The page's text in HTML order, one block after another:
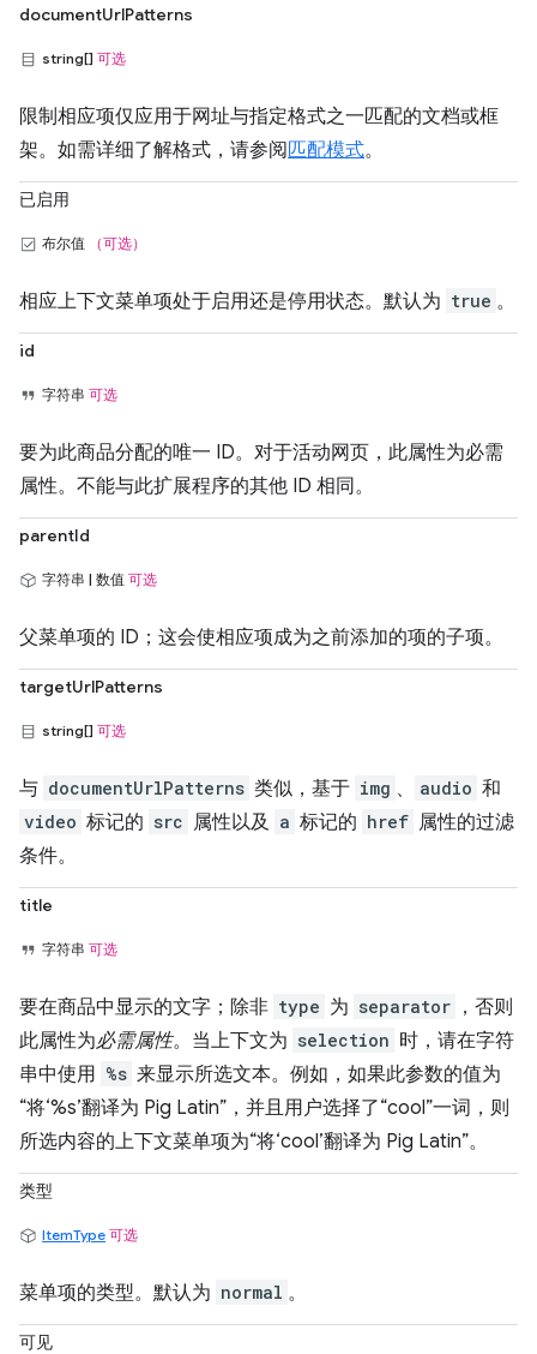
documentUrlPatterns
string[] 可选
限制相应项仅应用于网址与指定格式之一匹配的文档或框
架。如需详细了解格式，请参阅匹配模式。
已启用
布尔值 （可选）
相应上下文菜单项处于启用还是停用状态。默认为 true 。
id
字符串 可选
要为此商品分配的唯一 ID。对于活动网页，此属性为必需
属性。不能与此扩展程序的其他 ID 相同。
parentId
字符串 | 数值 可选
父菜单项的 ID；这会使相应项成为之前添加的项的子项。
targetUrlPatterns
string[] 可选
与 documentUrlPatterns 类似，基于 img 、 audio 和
video 标记的 src 属性以及 a 标记的 href 属性的过滤
条件。
title
字符串 可选
要在商品中显示的文字；除非 type 为 separator ，否则
此属性为必需属性。当上下文为 selection 时，请在字符
串中使用 %s 来显示所选文本。例如，如果此参数的值为
“将‘%s’翻译为 Pig Latin”，并且用户选择了“cool”一词，则
所选内容的上下文菜单项为“将‘cool’翻译为 Pig Latin”。
类型
ItemType 可选
菜单项的类型。默认为 normal 。
可见